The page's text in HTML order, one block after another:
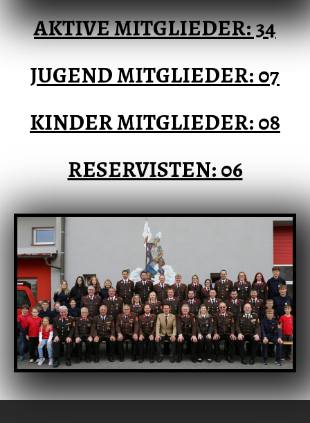
EINSÄTZE 2026
FAHRZEUGE & GERÄTE
AKTIVE MITGLIEDER: 34
JUGEND MITGLIEDER: 07
KINDER MITGLIEDER: 08
RESERVISTEN: 06